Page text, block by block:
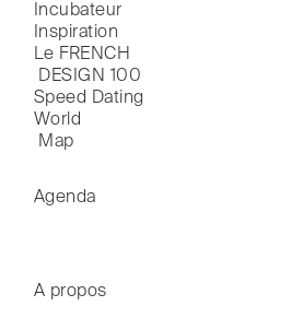
Incubateur
Inspiration
Le FRENCH
DESIGN 100
Speed Dating
World
Map
Agenda
A propos